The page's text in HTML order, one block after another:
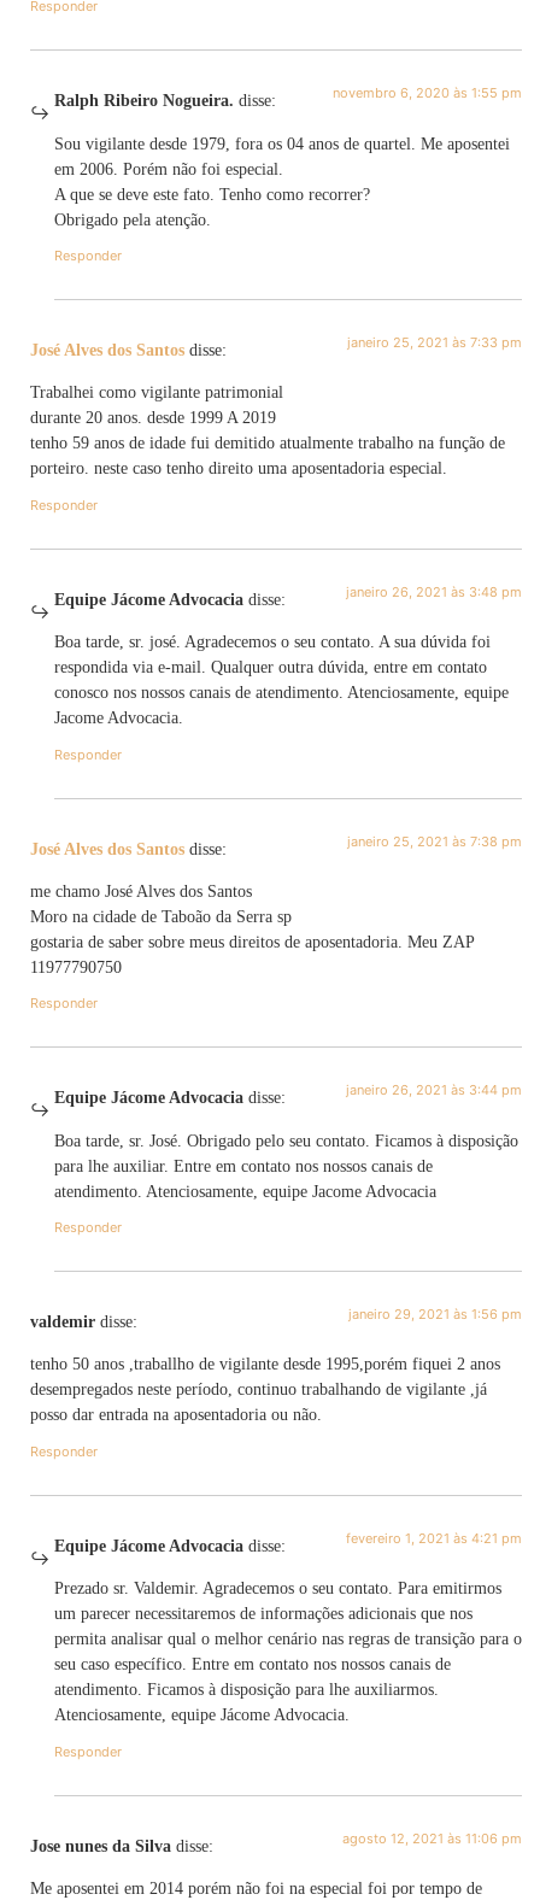
Responder
Ralph Ribeiro Nogueira. disse: novembro 6, 2020 às 1:55 pm
Sou vigilante desde 1979, fora os 04 anos de quartel. Me aposentei
em 2006. Porém não foi especial.
A que se deve este fato. Tenho como recorrer?
Obrigado pela atenção.
Responder
José Alves dos Santos disse: janeiro 25, 2021 às 7:33 pm
Trabalhei como vigilante patrimonial
durante 20 anos. desde 1999 A 2019
tenho 59 anos de idade fui demitido atualmente trabalho na função de
porteiro. neste caso tenho direito uma aposentadoria especial.
Responder
Equipe Jácome Advocacia disse: janeiro 26, 2021 às 3:48 pm
Boa tarde, sr. josé. Agradecemos o seu contato. A sua dúvida foi
respondida via e-mail. Qualquer outra dúvida, entre em contato
conosco nos nossos canais de atendimento. Atenciosamente, equipe
Jacome Advocacia.
Responder
José Alves dos Santos disse: janeiro 25, 2021 às 7:38 pm
me chamo José Alves dos Santos
Moro na cidade de Taboão da Serra sp
gostaria de saber sobre meus direitos de aposentadoria. Meu ZAP
11977790750
Responder
Equipe Jácome Advocacia disse: janeiro 26, 2021 às 3:44 pm
Boa tarde, sr. José. Obrigado pelo seu contato. Ficamos à disposição
para lhe auxiliar. Entre em contato nos nossos canais de
atendimento. Atenciosamente, equipe Jacome Advocacia
Responder
valdemir disse: janeiro 29, 2021 às 1:56 pm
tenho 50 anos ,traballho de vigilante desde 1995,porém fiquei 2 anos
desempregados neste período, continuo trabalhando de vigilante ,já
posso dar entrada na aposentadoria ou não.
Responder
Equipe Jácome Advocacia disse: fevereiro 1, 2021 às 4:21 pm
Prezado sr. Valdemir. Agradecemos o seu contato. Para emitirmos
um parecer necessitaremos de informações adicionais que nos
permita analisar qual o melhor cenário nas regras de transição para o
seu caso específico. Entre em contato nos nossos canais de
atendimento. Ficamos à disposição para lhe auxiliarmos.
Atenciosamente, equipe Jácome Advocacia.
Responder
Jose nunes da Silva disse: agosto 12, 2021 às 11:06 pm
Me aposentei em 2014 porém não foi na especial foi por tempo de